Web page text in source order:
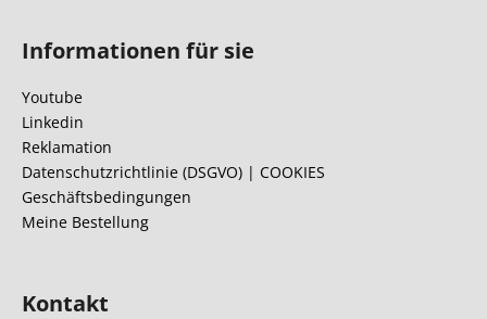
Informationen für sie
Youtube
Linkedin
Reklamation
Datenschutzrichtlinie (DSGVO) | COOKIES
Geschäftsbedingungen
Meine Bestellung
Kontakt